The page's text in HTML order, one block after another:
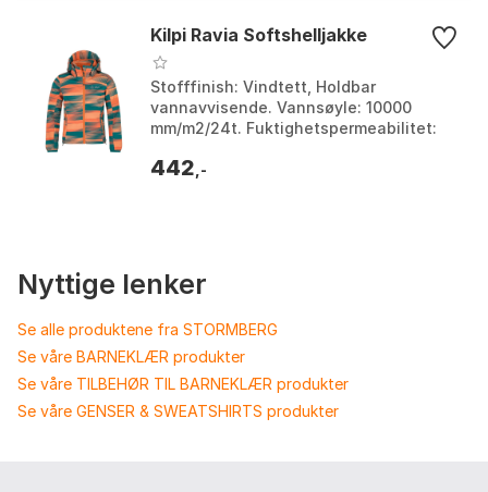
Kilpi Ravia Softshelljakke
Stofffinish: Vindtett, Holdbar
vannavvisende. Vannsøyle: 10000
mm/m2/24t. Fuktighetspermeabilitet:
justerbar. Farge: Black / b...
442 ,-
Nyttige lenker
Se alle produktene fra STORMBERG
Se våre BARNEKLÆR produkter
Se våre TILBEHØR TIL BARNEKLÆR produkter
Se våre GENSER & SWEATSHIRTS produkter